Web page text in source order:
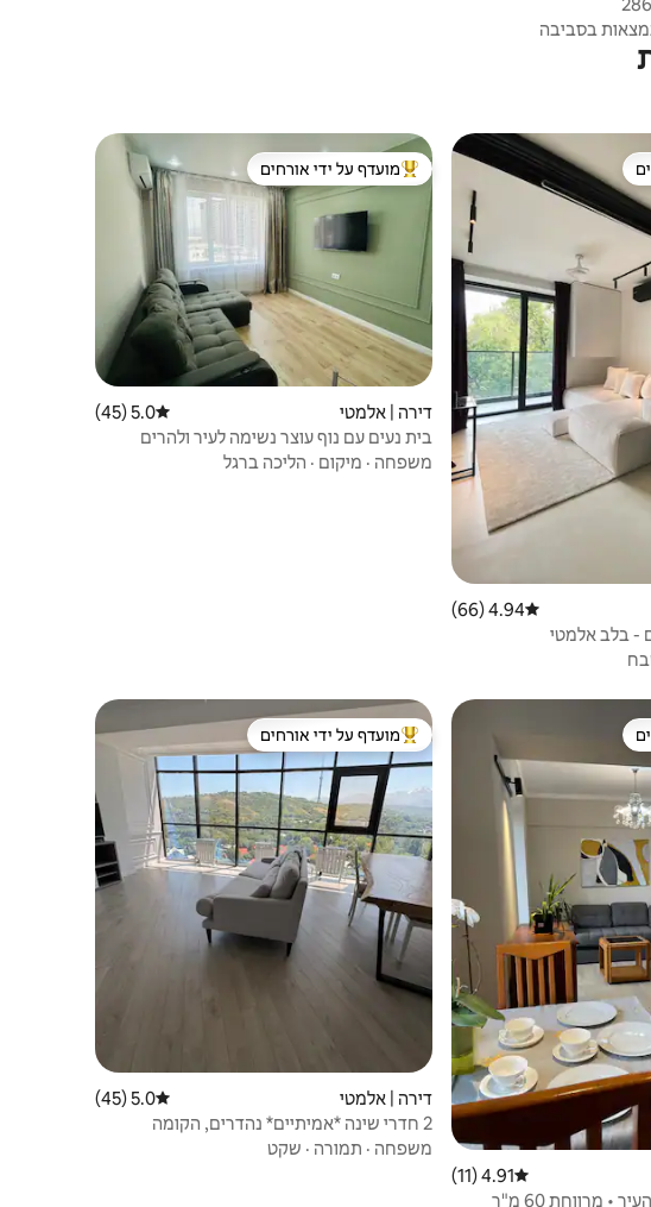
בסביבה
דירוג ממוצע של 4.94 מתוך 5, 66 ביקורות
4.94 (66)
- בלב אלמטי
מוביל בקרב נכסים מועדפים על ידי אורחים
מועדף על ידי אורחים
דירה | אלמטי דירוג ממוצע של 5.0 מתוך 5, 45 ביקורות
5.0 (45)
בית נעים עם נוף עוצר נשימה לעיר ולהרים
משפחה · מיקום · הליכה ברגל
דירוג ממוצע של 4.91 מתוך 5, 11 ביקורות
4.91 (11)
• מרווחת 60 מ"ר
מוביל בקרב נכסים מועדפים על ידי אורחים
מועדף על ידי אורחים
דירה | אלמטי דירוג ממוצע של 5.0 מתוך 5, 45 ביקורות
5.0 (45)
2 חדרי שינה *אמיתיים* נהדרים, הקומה
הגבוהה ביותר
משפחה · תמורה · שקט